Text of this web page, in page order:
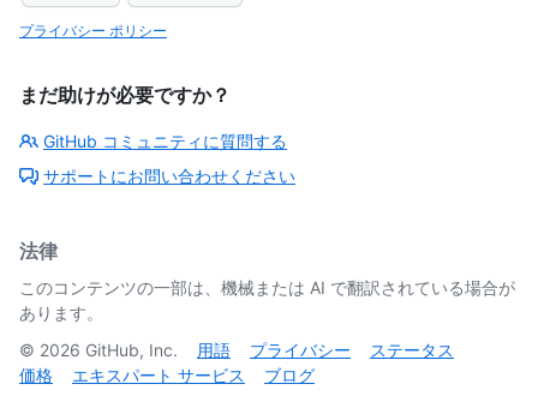
プライバシー ポリシー
まだ助けが必要ですか？
GitHub コミュニティに質問する
サポートにお問い合わせください
法律
このコンテンツの一部は、機械または AI で翻訳されている場合が
あります。
© 2026 GitHub, Inc. 用語 プライバシー
ステータス
価格
エキスパート サービス ブログ